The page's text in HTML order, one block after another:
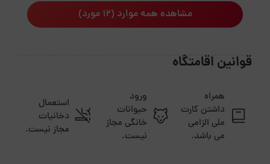
مشاهده همه موارد (12 مورد)
قوانین اقامتگاه
همراه
داشتن کارت
ملی الزامی
می باشد.
ورود
حیوانات
خانگی مجاز
نیست.
استعمال
دخانیات
مجاز نیست.